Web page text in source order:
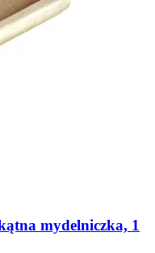
mydelniczka, 1